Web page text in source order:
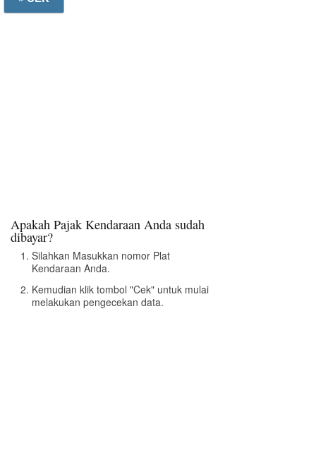
Apakah Pajak Kendaraan Anda sudah
dibayar?
Silahkan Masukkan nomor Plat
Kendaraan Anda.
Kemudian klik tombol "Cek" untuk mulai
melakukan pengecekan data.